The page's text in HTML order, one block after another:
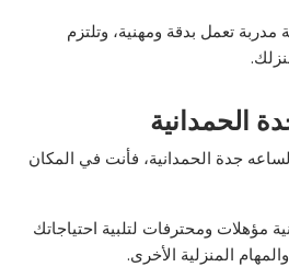
تعمل بدقة ومهنية، وتلتزم
الحمدانية
جدة الحمدانية، فأنت في المكان
مؤهلات ومحترفات لتلبية احتياجاتك
المنزلية الأخرى.